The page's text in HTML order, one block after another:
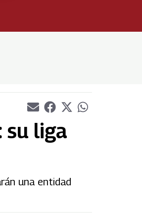
su liga
una entidad